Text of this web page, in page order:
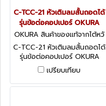
C-TCC-21 หัวเติมลมสั้นถอดได้
รุ่นข้อต่อคอปเปอร์ OKURA
OKURA สินค้าของแท้จากไต้หวั
น C-TCC-21
C-TCC-21 หัวเติมลมสั้นถอดได้
รุ่นข้อต่อคอปเปอร์ OKURA
เปรียบเทียบ